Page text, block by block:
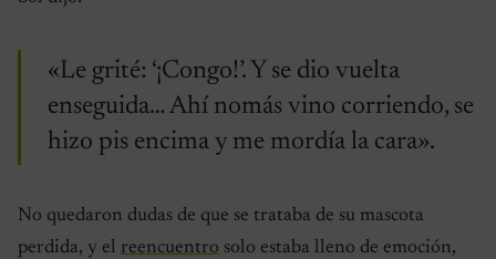
«Le grité: ‘¡Congo!’. Y se dio vuelta
enseguida… Ahí nomás vino corriendo, se
hizo pis encima y me mordía la cara».
No quedaron dudas de que se trataba de su mascota
perdida, y el reencuentro solo estaba lleno de emoción,